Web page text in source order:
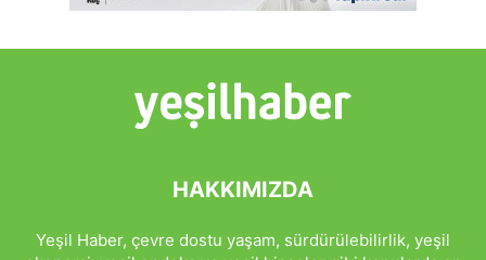
HAKKIMIZDA
Yeşil Haber, çevre dostu yaşam, sürdürülebilirlik, yeşil